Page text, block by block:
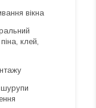
вікна
клей,